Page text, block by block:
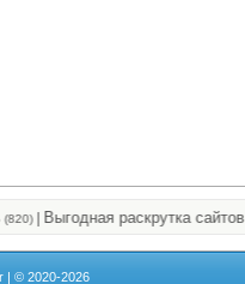
Выгодная раскрутка сайтов(70)|
| © 2020-2026